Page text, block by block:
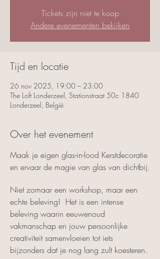
Tickets zijn niet te koop
Andere evenementen bekijken
Tijd en locatie
26 nov 2025, 19:00 – 23:00
The Loft Londerzeel, Stationstraat 50c 1840
Londerzeel, België
Over het evenement
Maak je eigen glas-in-lood Kerstdecoratie
en ervaar de magie van glas van dichtbij.
Niet zomaar een workshop, maar een
echte beleving!  Het is een intense
beleving waarin eeuwenoud
vakmanschap en jouw persoonlijke
creativiteit samenvloeien tot iets
bijzonders dat je nog lang zult koesteren.